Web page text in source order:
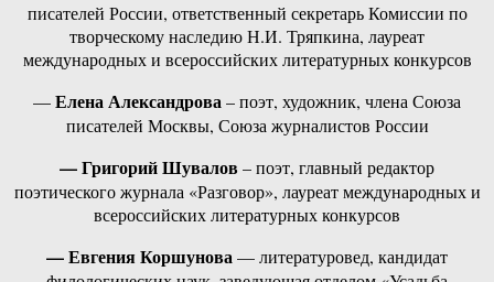
писателей России, ответственный секретарь Комиссии по
творческому наследию Н.И. Тряпкина, лауреат
международных и всероссийских литературных конкурсов
—Елена Александрова– поэт, художник, члена Союза
писателей Москвы, Союза журналистов России
— Григорий Шувалов – поэт, главный редактор
поэтического журнала «Разговор», лауреат международных и
всероссийских литературных конкурсов
— Евгения Коршунова— литературовед, кандидат